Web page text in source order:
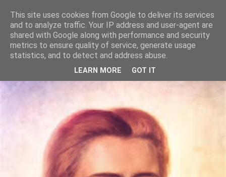
Szívtánc
Itt vagyunk, most, te és én. Együtt. Táncolunk. A lelkünk
This site uses cookies from Google to deliver its services
and to analyze traffic. Your IP address and user-agent are
shared with Google along with performance and security
metrics to ensure quality of service, generate usage
statistics, and to detect and address abuse.
LEARN MORE GOT IT